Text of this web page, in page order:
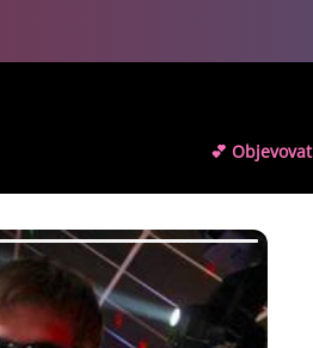
💕 Objevovat